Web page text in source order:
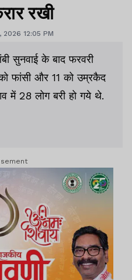
रखी
2026 12:05 PM
सुनवाई के बाद फरवरी
फांसी और 11 को उम्रकैद
में 28 लोग बरी हो गये थे.